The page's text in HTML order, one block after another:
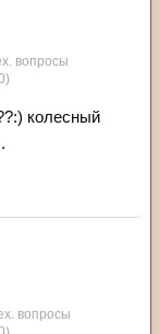
вопросы
колесный
вопросы